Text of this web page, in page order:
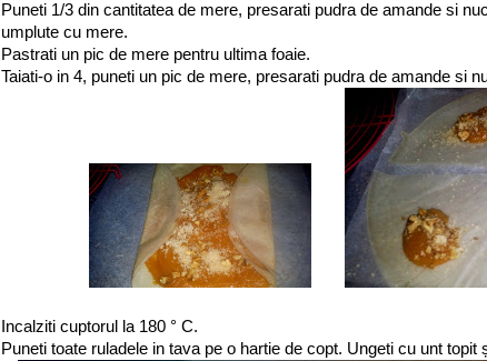
Puneti 1/3 din cantitatea de mere, presarati pudra de amande si
umplute cu mere.
Pastrati un pic de mere pentru ultima foaie.
Taiati-o in 4, puneti un pic de mere, presarati pudra de amande si
Incalziti cuptorul la 180 ° C.
Puneti toate ruladele in tava pe o hartie de copt. Ungeti cu unt topit